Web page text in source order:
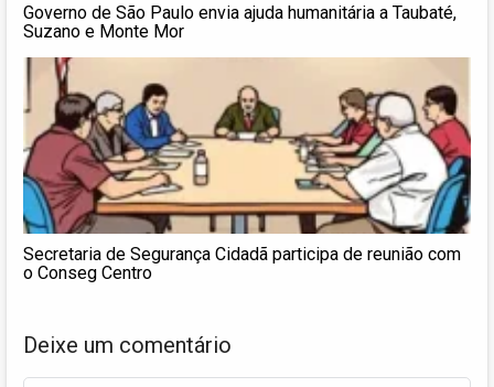
Governo de São Paulo envia ajuda humanitária a Taubaté,
Suzano e Monte Mor
Secretaria de Segurança Cidadã participa de reunião com
o Conseg Centro
Deixe um comentário